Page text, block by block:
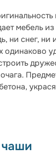
мебель
ни снег, ни
одинаково
чаши